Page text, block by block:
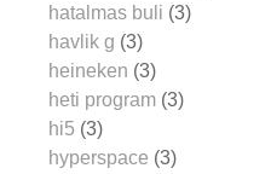
hatalmas buli (3)
havlik g (3)
heineken (3)
heti program (3)
hi5 (3)
hyperspace (3)